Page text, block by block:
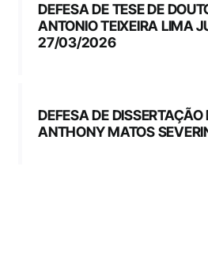
DEFESA DE TESE DE
ANTONIO TEIXEIRA LIMA
27/03/2026
DEFESA DE
ANTHONY MATOS